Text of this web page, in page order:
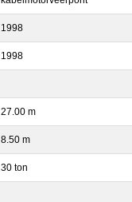
1998
1998
27.00 m
8.50 m
30 ton